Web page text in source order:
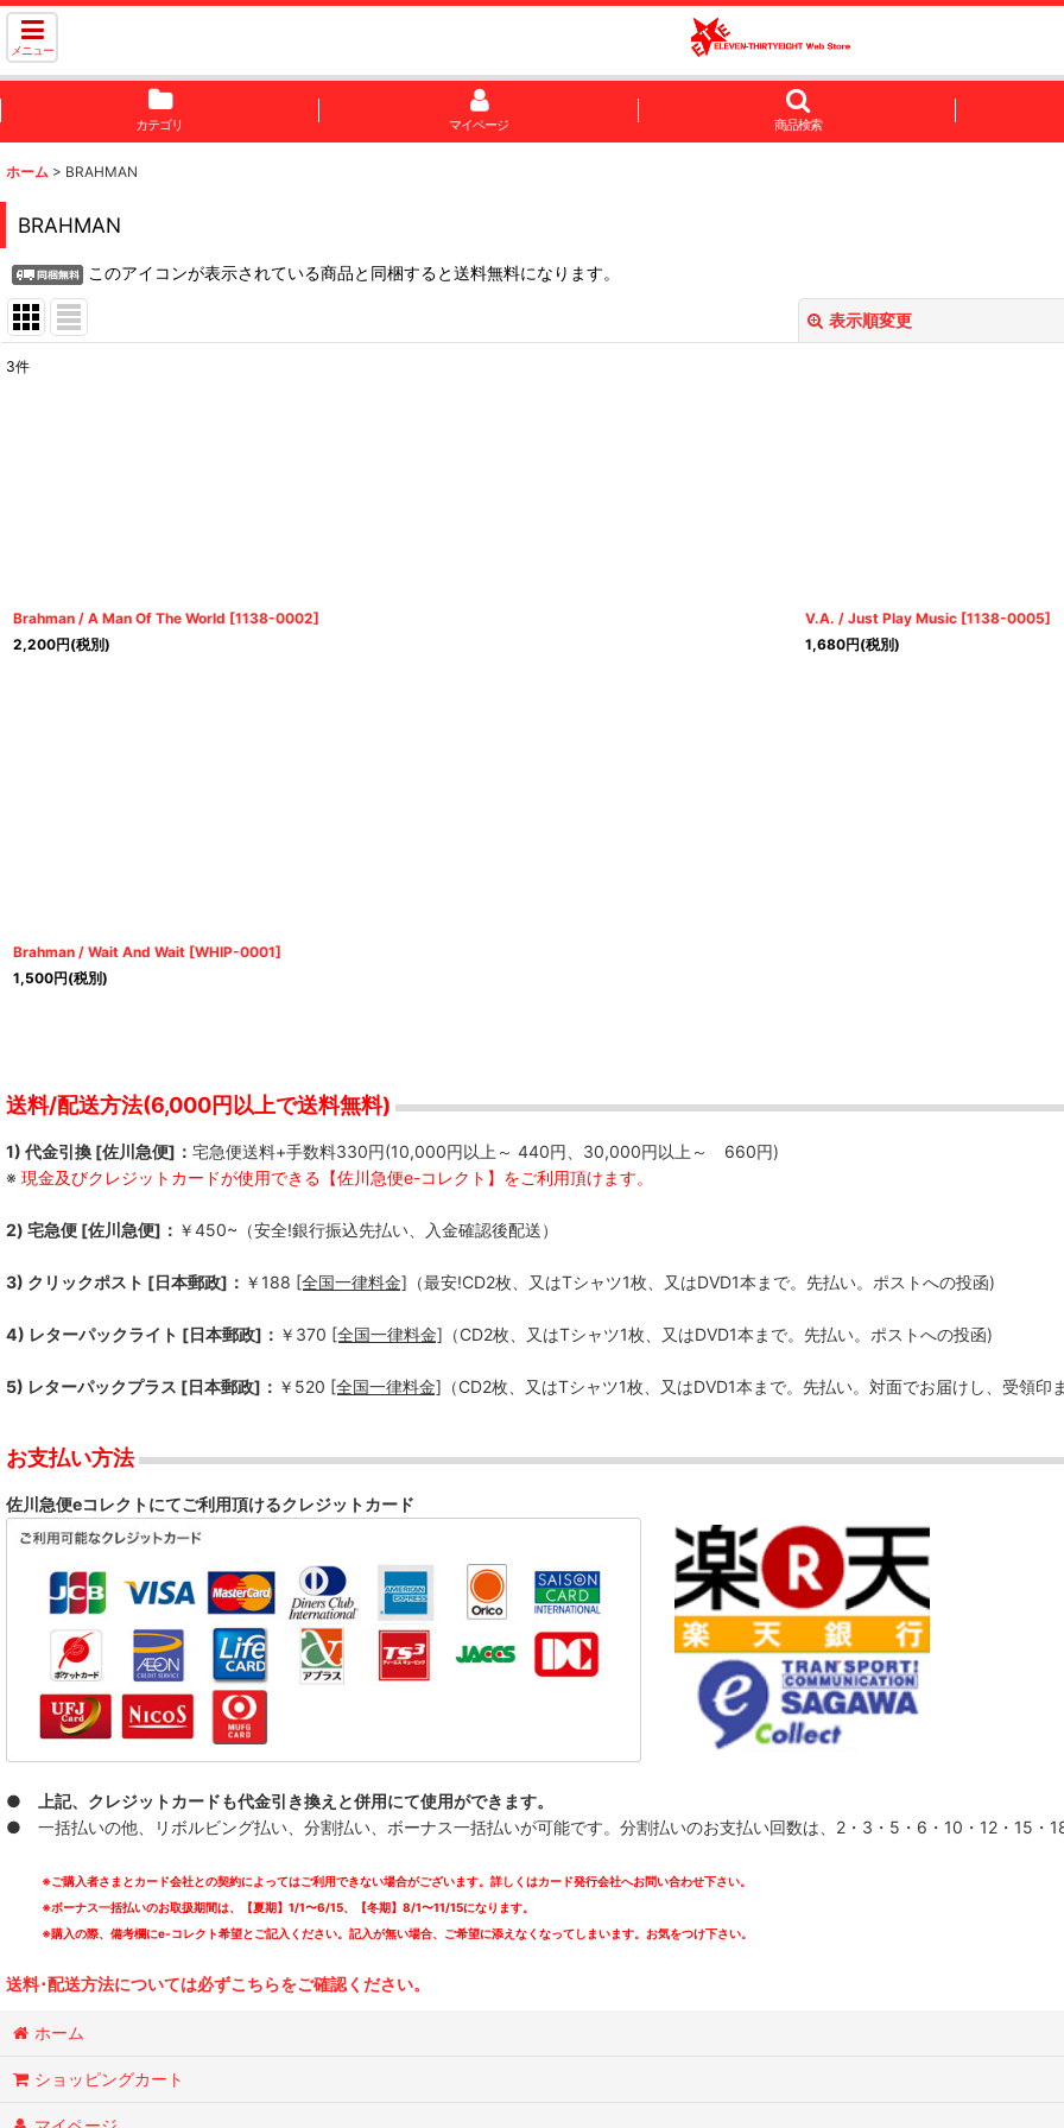
メニュー
カテゴリ マイページ 商品検索
ホーム > BRAHMAN
BRAHMAN
このアイコンが表示されている商品と同梱すると送料無料になります。
表示順変更
3件
Brahman / A Man Of The World [1138-0002]
2,200円(税別)
V.A. / Just Play Music [1138-0005]
1,680円(税別)
Brahman / Wait And Wait [WHIP-0001]
1,500円(税別)
送料/配送方法(6,000円以上で送料無料)
1) 代金引換 [佐川急便]： 宅急便送料+手数料330円(10,000円以上～ 440円、30,000円以上～ 660円)
※ 現金及びクレジットカードが使用できる【佐川急便e-コレクト】をご利用頂けます。
2) 宅急便 [佐川急便]： ￥450~（安全!銀行振込先払い、入金確認後配送）
3) クリックポスト [日本郵政]： ￥188 [全国一律料金] （最安!CD2枚、又はTシャツ1枚、又はDVD1本まで。先払い。ポストへの投函)
4) レターパックライト [日本郵政]： ￥370 [全国一律料金] （CD2枚、又はTシャツ1枚、又はDVD1本まで。先払い。ポストへの投函)
5) レターパックプラス [日本郵政]： ￥520 [全国一律料金] （CD2枚、又はTシャツ1枚、又はDVD1本まで。先払い。対面でお届けし、受領印
お支払い方法
佐川急便eコレクトにてご利用頂けるクレジットカード
● 上記、クレジットカードも代金引き換えと併用にて使用ができます。
● 一括払いの他、リボルビング払い、分割払い、ボーナス一括払いが可能です。分割払いのお支払い回数は、2・3・5・6・10・12・15・
※ご購入者さまとカード会社との契約によってはご利用できない場合がございます。詳しくはカード発行会社へお問い合わせ下さい。
※ボーナス一括払いのお取扱期間は、【夏期】1/1〜6/15、【冬期】8/1〜11/15になります。
※購入の際、備考欄にe-コレクト希望とご記入ください。記入が無い場合、ご希望に添えなくなってしまいます。お気をつけ下さい。
送料･配送方法については必ずこちらをご確認ください。
ホーム
ショッピングカート